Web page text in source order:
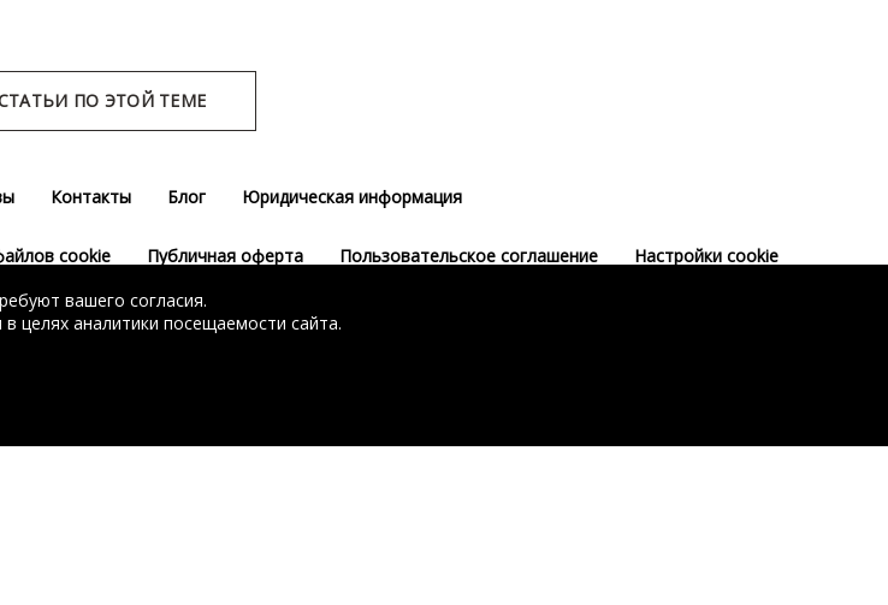
ПО ЭТОЙ ТЕМЕ
Контакты Блог Юридическая информация
cookie Публичная оферта Пользовательское соглашение Настройки cookie
сервиса Яндекс.Метрика
Остальные контакты доступны после регистрации.
Остальные контакты доступны после регистрации.
вашего согласия.
целях аналитики посещаемости сайта.